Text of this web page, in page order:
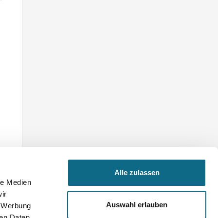
Medien
Alle zulassen
Auswahl erlauben